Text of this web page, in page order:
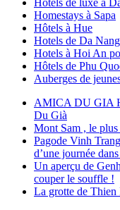
Hôtels de luxe à
Homestays à Sapa
Hôtels à Hue
Hotels de Da Nang
Hotels à Hoi An
Hôtels de Phu
Auberges de
AMICA DU GIA
Du Già
Mont Sam , le
Pagode Vinh
d’une journée
Un aperçu de
couper le souffle !
La grotte de Thien